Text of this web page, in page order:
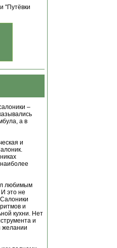
"Путёвки
–
а в
и
любимым
это не
и
кухни. Нет
и
желании